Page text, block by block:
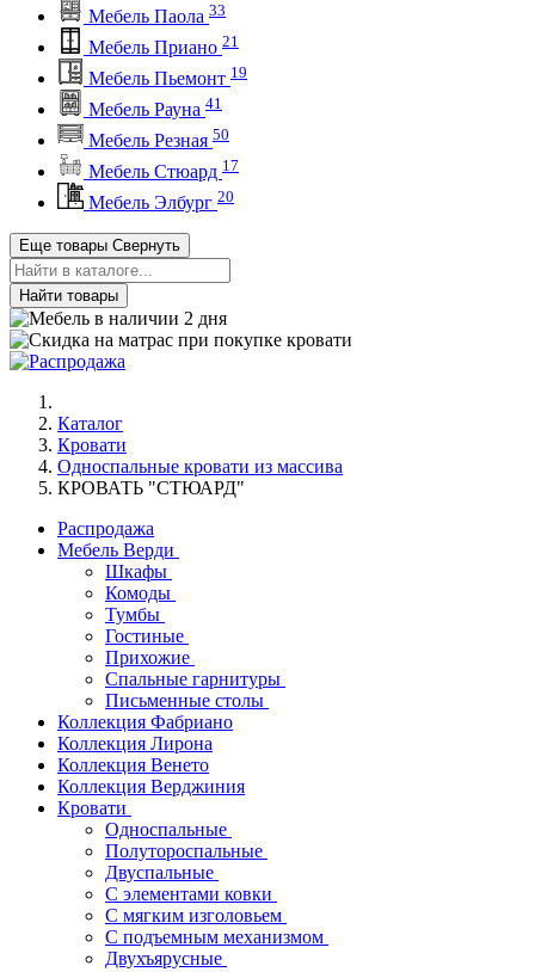
Мебель Паола 33
Мебель Приано 21
Мебель Пьемонт 19
Мебель Рауна 41
Мебель Резная 50
Мебель Стюард 17
Мебель Элбург 20
Еще товары Свернуть
Найти товары
Каталог
Кровати
Односпальные кровати из массива
КРОВАТЬ "СТЮАРД"
Распродажа
Мебель Верди
Шкафы
Комоды
Тумбы
Гостиные
Прихожие
Спальные гарнитуры
Письменные столы
Коллекция Фабриано
Коллекция Лирона
Коллекция Венето
Коллекция Верджиния
Кровати
Односпальные
Полутороспальные
Двуспальные
С элементами ковки
С мягким изголовьем
С подъемным механизмом
Двухъярусные